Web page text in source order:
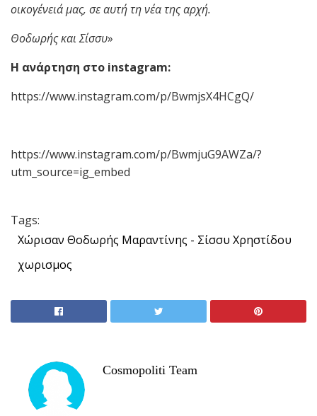
οικογένειά μας, σε αυτή τη νέα της αρχή.
Θοδωρής και Σίσσυ»
Η ανάρτηση στο instagram:
https://www.instagram.com/p/BwmjsX4HCgQ/
https://www.instagram.com/p/BwmjuG9AWZa/?
utm_source=ig_embed
Tags:
Χώρισαν Θοδωρής Μαραντίνης - Σίσσυ Χρηστίδου
χωρισμος
Cosmopoliti Team